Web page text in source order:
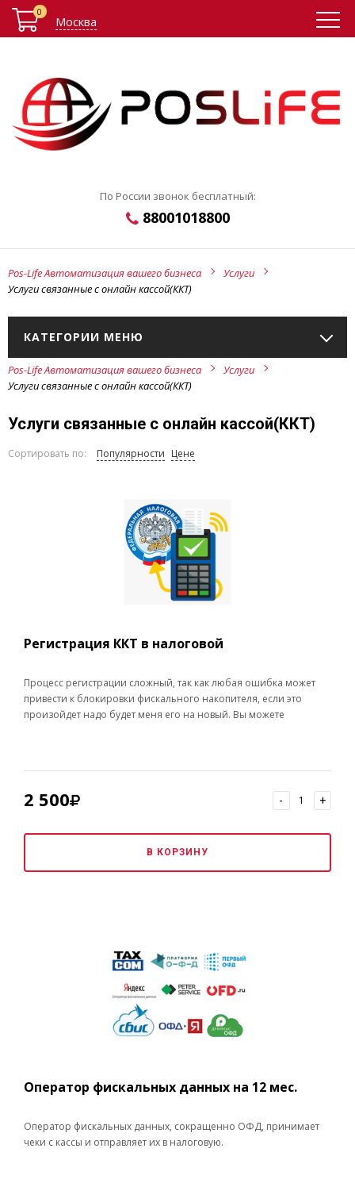
Москва
По России звонок бесплатный:
88001018800
0
Pos-Life Автоматизация вашего бизнеса
Услуги
Услуги связанные с онлайн кассой(ККТ)
КАТЕГОРИИ МЕНЮ
Pos-Life Автоматизация вашего бизнеса
Услуги
Услуги связанные с онлайн кассой(ККТ)
Услуги связанные с онлайн кассой(ККТ)
Сортировать по: Популярности Цене
Регистрация ККТ в налоговой
Процесс регистрации сложный, так как любая ошибка может
привести к блокировки фискального накопителя, если это
произойдет надо будет меня его на новый. Вы можете
2 500 - +
В КОРЗИНУ
Оператор фискальных данных на 12 мес.
Оператор фискальных данных, сокращенно ОФД, принимает
чеки с кассы и отправляет их в налоговую.